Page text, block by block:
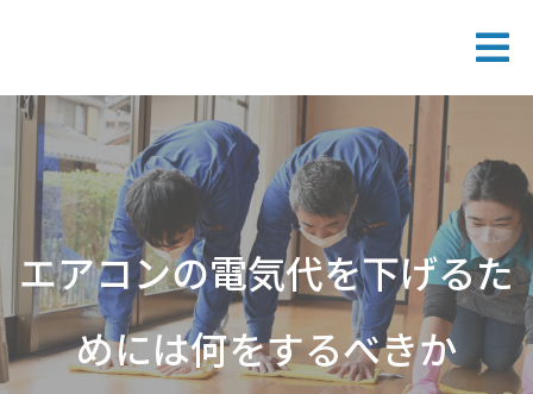
エアコンの電気代を下げるた
めには何をするべきか